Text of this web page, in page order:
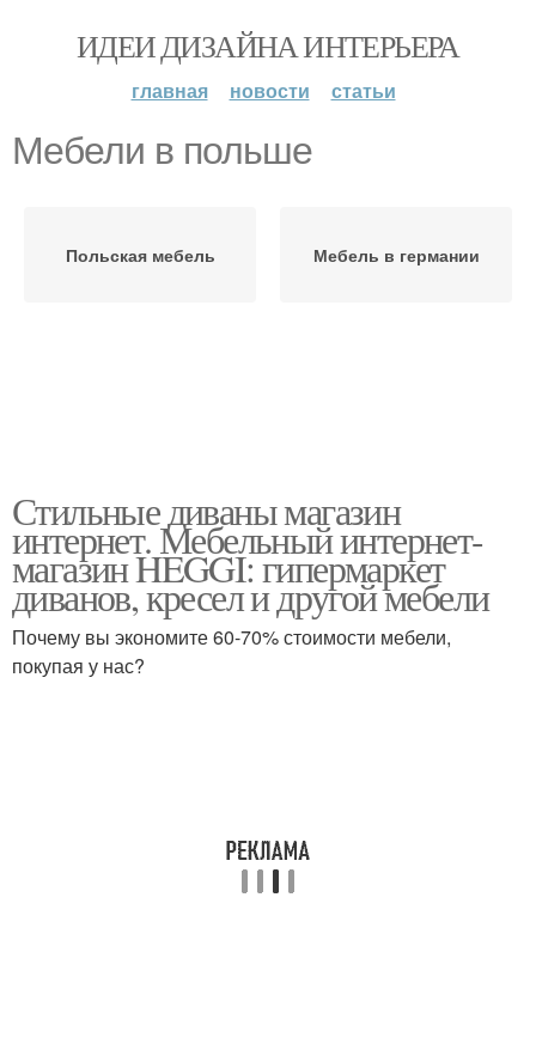
ИДЕИ ДИЗАЙНА ИНТЕРЬЕРА
главная новости статьи
Мебели в польше
Польская мебель Мебель в германии
Стильные диваны магазин
интернет. Мебельный интернет-
магазин HEGGI: гипермаркет
диванов, кресел и другой мебели
Почему вы экономите 60-70% стоимости мебели,
покупая у нас?